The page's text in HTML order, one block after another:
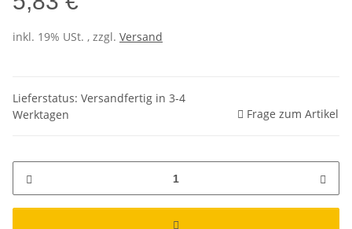
inkl. 19% USt. , zzgl. Versand
Lieferstatus: Versandfertig in 3-4
Werktagen
Frage zum Artikel